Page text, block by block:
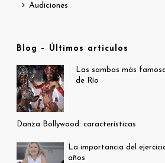
Audiciones
Blog – Últimos artículos
Las sambas más
de Río
Danza Bollywood: características
La importancia del
años